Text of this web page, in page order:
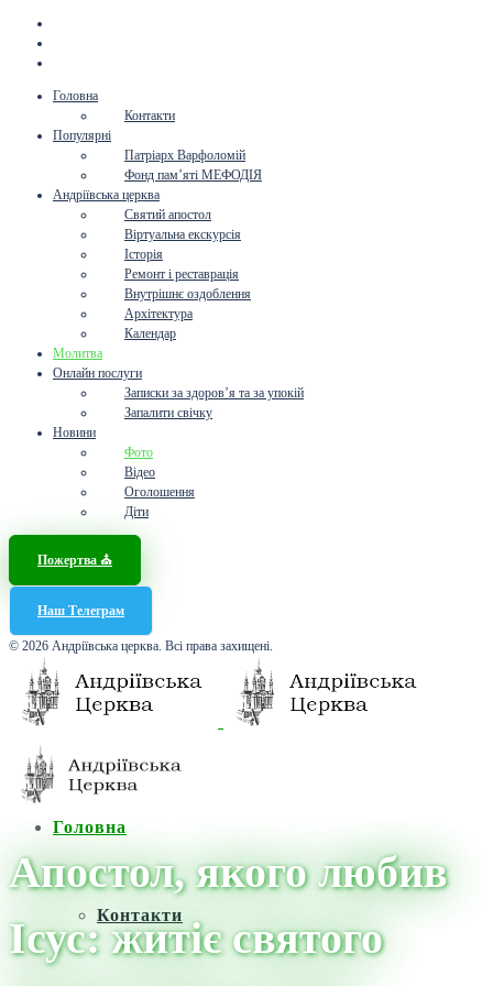
Головна
Контакти
Популярні
Патріарх Варфоломій
Фонд пам’яті МЕФОДІЯ
Андріївська церква
Святий апостол
Віртуальна екскурсія
Історія
Ремонт і реставрація
Внутрішнє оздоблення
Архітектура
Календар
Молитва
Онлайн послуги
Записки за здоров’я та за упокій
Запалити свічку
Новини
Фото
Відео
Оголошення
Діти
Пожертва ⛪️
Наш Телеграм
© 2026 Андріївська церква. Всі права захищені.
Головна
Контакти
Апостол, якого любив
Ісус: житіє святого